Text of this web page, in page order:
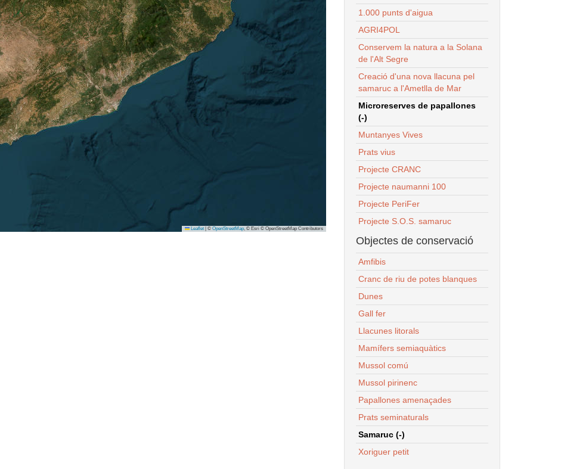
Leaflet © OpenStreetMap, © Esri © OpenStreetMap Contributors
1.000 punts d'aigua
AGRI4POL
Conservem la natura a la Solana
de l'Alt Segre
Creació d'una nova llacuna pel
samaruc a l'Ametlla de Mar
Microreserves de papallones
(-)
Muntanyes Vives
Prats vius
Projecte CRANC
Projecte naumanni 100
Projecte PeriFer
Projecte S.O.S. samaruc
Objectes de conservació
Amfibis
Cranc de riu de potes blanques
Dunes
Gall fer
Llacunes litorals
Mamífers semiaquàtics
Mussol comú
Mussol pirinenc
Papallones amenaçades
Prats seminaturals
Samaruc (-)
Xoriguer petit